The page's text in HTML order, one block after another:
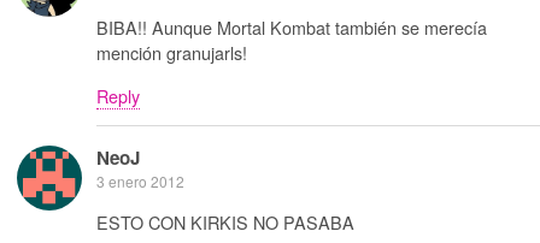
BIBA!! Aunque Mortal Kombat también se merecía
mención granujarls!
Reply
NeoJ
3 enero 2012
ESTO CON KIRKIS NO PASABA